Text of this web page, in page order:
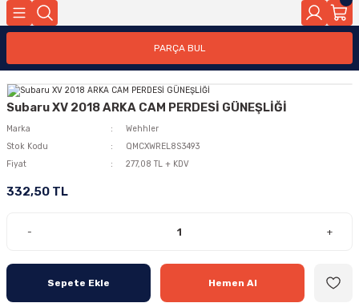
PARÇA BUL
Subaru XV 2018 ARKA CAM PERDESİ GÜNEŞLİĞİ
Marka
Wehhler
Stok Kodu
QMCXWREL8S3493
Fiyat
277,08 TL + KDV
332,50 TL
- +
Sepete Ekle Hemen Al